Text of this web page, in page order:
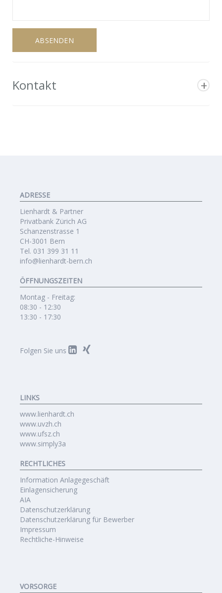
Kontakt
ADRESSE
Lienhardt & Partner
Privatbank Zürich AG
Schanzenstrasse 1
CH-3001 Bern
Tel. 031 399 31 11
info@lienhardt-bern.ch
ÖFFNUNGSZEITEN
Montag - Freitag:
08:30 - 12:30
13:30 - 17:30
Folgen Sie uns
LINKS
www.lienhardt.ch
www.uvzh.ch
www.ufsz.ch
www.simply3a
RECHTLICHES
Information Anlagegeschäft
Einlagensicherung
AIA
Datenschutzerklärung
Datenschutzerklärung für Bewerber
Impressum
Rechtliche-Hinweise
VORSORGE